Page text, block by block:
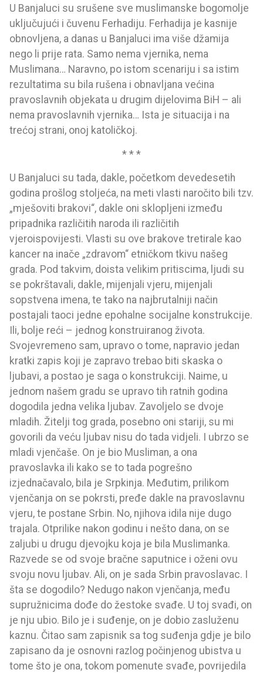
U Banjaluci su srušene sve muslimanske bogomolje
uključujući i čuvenu Ferhadiju. Ferhadija je kasnije
obnovljena, a danas u Banjaluci ima više džamija
nego li prije rata. Samo nema vjernika, nema
Muslimana… Naravno, po istom scenariju i sa istim
rezultatima su bila rušena i obnavljana većina
pravoslavnih objekata u drugim dijelovima BiH – ali
nema pravoslavnih vjernika… Ista je situacija i na
trećoj strani, onoj katoličkoj.
* * *
U Banjaluci su tada, dakle, početkom devedesetih
godina prošlog stoljeća, na meti vlasti naročito bili tzv.
„mješoviti brakovi“, dakle oni sklopljeni između
pripadnika različitih naroda ili različitih
vjeroispovijesti. Vlasti su ove brakove tretirale kao
kancer na inače „zdravom“ etničkom tkivu našeg
grada. Pod takvim, doista velikim pritiscima, ljudi su
se pokrštavali, dakle, mijenjali vjeru, mijenjali
sopstvena imena, te tako na najbrutalniji način
postajali taoci jedne epohalne socijalne konstrukcije.
Ili, bolje reći – jednog konstruiranog života.
Svojevremeno sam, upravo o tome, napravio jedan
kratki zapis koji je zapravo trebao biti skaska o
ljubavi, a postao je saga o konstrukciji. Naime, u
jednom našem gradu se upravo tih ratnih godina
dogodila jedna velika ljubav. Zavoljelo se dvoje
mladih. Žitelji tog grada, posebno oni stariji, su mi
govorili da veću ljubav nisu do tada vidjeli. I ubrzo se
mladi vjenčaše. On je bio Musliman, a ona
pravoslavka ili kako se to tada pogrešno
izjednačavalo, bila je Srpkinja. Međutim, prilikom
vjenčanja on se pokrsti, pređe dakle na pravoslavnu
vjeru, te postane Srbin. No, njihova idila nije dugo
trajala. Otprilike nakon godinu i nešto dana, on se
zaljubi u drugu djevojku koja je bila Muslimanka.
Razvede se od svoje bračne saputnice i oženi ovu
svoju novu ljubav. Ali, on je sada Srbin pravoslavac. I
šta se dogodilo? Nedugo nakon vjenčanja, među
supružnicima dođe do žestoke svađe. U toj svađi, on
je nju ubio. Bilo je i suđenje, on je dobio zasluženu
kaznu. Čitao sam zapisnik sa tog suđenja gdje je bilo
zapisano da je osnovni razlog počinjenog ubistva u
tome što je ona, tokom pomenute svađe, povrijedila